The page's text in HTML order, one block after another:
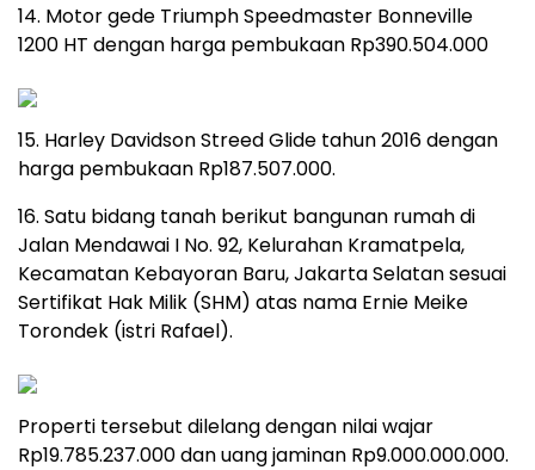
14. Motor gede Triumph Speedmaster Bonneville
1200 HT dengan harga pembukaan Rp390.504.000
15. Harley Davidson Streed Glide tahun 2016 dengan
harga pembukaan Rp187.507.000.
16. Satu bidang tanah berikut bangunan rumah di
Jalan Mendawai I No. 92, Kelurahan Kramatpela,
Kecamatan Kebayoran Baru, Jakarta Selatan sesuai
Sertifikat Hak Milik (SHM) atas nama Ernie Meike
Torondek (istri Rafael).
Properti tersebut dilelang dengan nilai wajar
Rp19.785.237.000 dan uang jaminan Rp9.000.000.000.